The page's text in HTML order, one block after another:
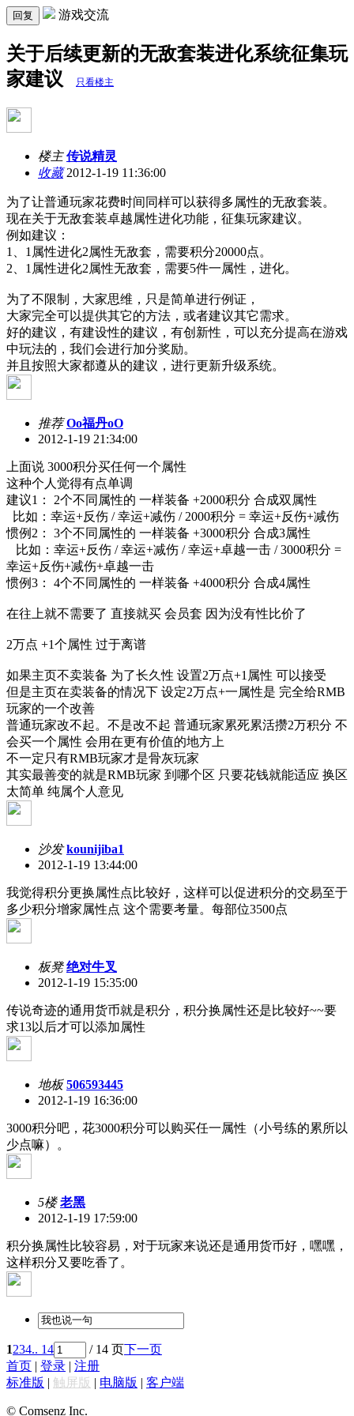
回复 游戏交流
关于后续更新的无敌套装进化系统征集玩
家建议
只看楼主
楼主 传说精灵
收藏2012-1-19 11:36:00
为了让普通玩家花费时间同样可以获得多属性的无敌套装。
现在关于无敌套装卓越属性进化功能，征集玩家建议。
例如建议：
1、1属性进化2属性无敌套，需要积分20000点。
2、1属性进化2属性无敌套，需要5件一属性，进化。
为了不限制，大家思维，只是简单进行例证，
大家完全可以提供其它的方法，或者建议其它需求。
好的建议，有建设性的建议，有创新性，可以充分提高在游戏
中玩法的，我们会进行加分奖励。
并且按照大家都遵从的建议，进行更新升级系统。
推荐Oo福丹oO
2012-1-19 21:34:00
上面说 3000积分买任何一个属性
这种个人觉得有点单调
建议1： 2个不同属性的 一样装备 +2000积分 合成双属性
比如：幸运+反伤 / 幸运+减伤 / 2000积分 = 幸运+反伤+减伤
惯例2： 3个不同属性的 一样装备 +3000积分 合成3属性
比如：幸运+反伤 / 幸运+减伤 / 幸运+卓越一击 / 3000积分 =
幸运+反伤+减伤+卓越一击
惯例3： 4个不同属性的 一样装备 +4000积分 合成4属性
在往上就不需要了 直接就买 会员套 因为没有性比价了
2万点 +1个属性 过于离谱
如果主页不卖装备 为了长久性 设置2万点+1属性 可以接受
但是主页在卖装备的情况下 设定2万点+一属性是 完全给RMB
玩家的一个改善
普通玩家改不起。不是改不起 普通玩家累死累活攒2万积分 不
会买一个属性 会用在更有价值的地方上
不一定只有RMB玩家才是骨灰玩家
其实最善变的就是RMB玩家 到哪个区 只要花钱就能适应 换区
太简单 纯属个人意见
沙发 kounijiba1
2012-1-19 13:44:00
我觉得积分更换属性点比较好，这样可以促进积分的交易至于
多少积分增家属性点 这个需要考量。每部位3500点
板凳 绝对牛叉
2012-1-19 15:35:00
传说奇迹的通用货币就是积分，积分换属性还是比较好~~要
求13以后才可以添加属性
地板 506593445
2012-1-19 16:36:00
3000积分吧，花3000积分可以购买任一属性（小号练的累所以
少点嘛）。
5楼 老黑
2012-1-19 17:59:00
积分换属性比较容易，对于玩家来说还是通用货币好，嘿嘿，
这样积分又要吃香了。
1234.. 14 / 14 页下一页
首页 | 登录 | 注册
标准版 | 触屏版 | 电脑版 | 客户端
© Comsenz Inc.